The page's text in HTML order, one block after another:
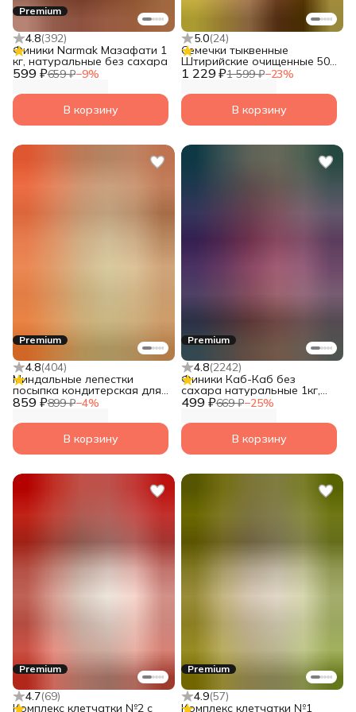
Premium
4.8(392)
599 ₽659 ₽−9%
Финики Narmak Мазафати 1
кг, натуральные без сахара
В корзину
5.0(24)
1 229 ₽1 599 ₽−23%
Семечки тыквенные
Штирийские очищенные 500
гр, суперфуд от Narmak
В корзину
Premium
4.8(404)
859 ₽899 ₽−4%
Миндальные лепестки
посыпка кондитерская для
выпечки 500 гр Narmak
В корзину
Premium
4.8(2242)
499 ₽669 ₽−25%
Финики Каб-Каб без
сахара натуральные 1кг,
сухофрукты без сахара
альтернатива Мазафати
В корзину
Premium
4.7(69)
Комплекс клетчатки №2 с
Premium
4.9(57)
Комплекс клетчатки №1